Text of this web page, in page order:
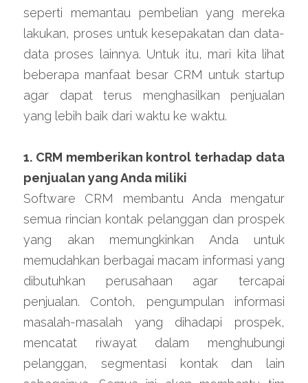
seperti memantau pembelian yang mereka
lakukan, proses untuk kesepakatan dan data-
data proses lainnya. Untuk itu, mari kita lihat
beberapa manfaat besar CRM untuk startup
agar dapat terus menghasilkan penjualan
yang lebih baik dari waktu ke waktu.
1. CRM memberikan kontrol terhadap data
penjualan yang Anda miliki
Software CRM membantu Anda mengatur
semua rincian kontak pelanggan dan prospek
yang akan memungkinkan Anda untuk
memudahkan berbagai macam informasi yang
dibutuhkan perusahaan agar tercapai
penjualan. Contoh, pengumpulan informasi
masalah-masalah yang dihadapi prospek,
mencatat riwayat dalam menghubungi
pelanggan, segmentasi kontak dan lain